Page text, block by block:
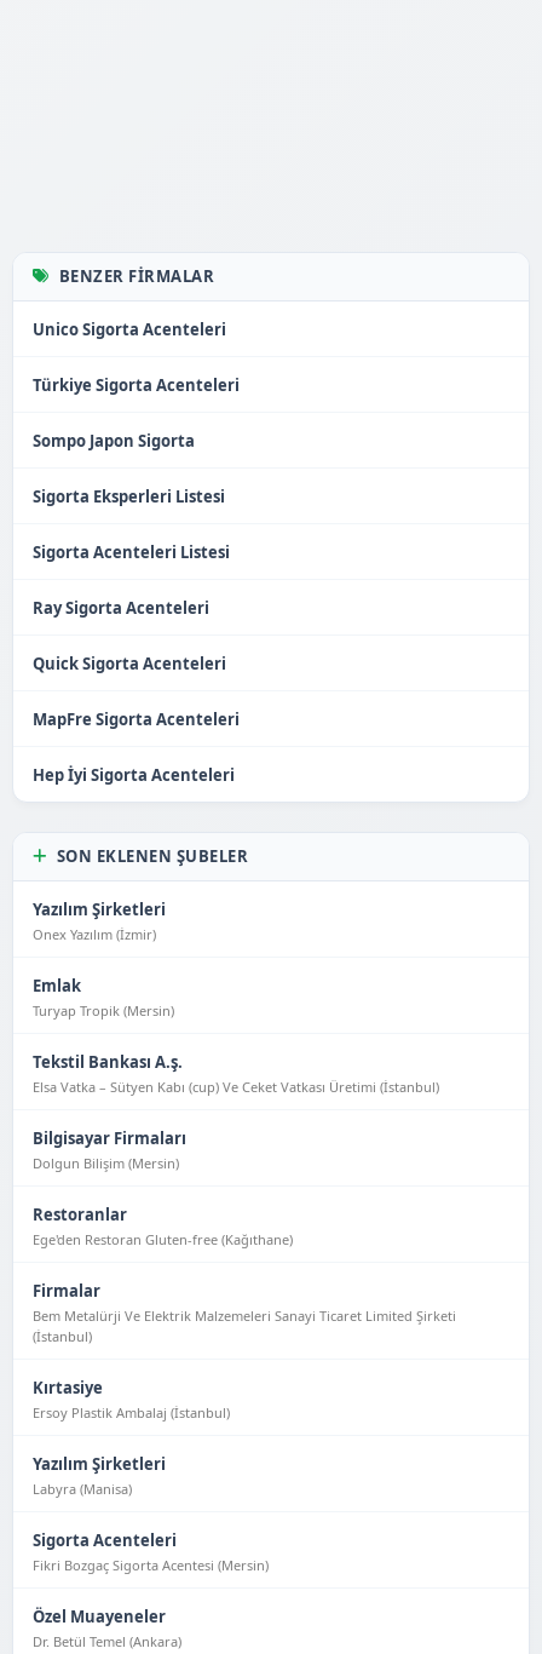
BENZER FIRMALAR
Unico Sigorta Acenteleri
Türkiye Sigorta Acenteleri
Sompo Japon Sigorta
Sigorta Eksperleri Listesi
Sigorta Acenteleri Listesi
Ray Sigorta Acenteleri
Quick Sigorta Acenteleri
MapFre Sigorta Acenteleri
Hep İyi Sigorta Acenteleri
SON EKLENEN ŞUBELER
Yazılım Şirketleri
Onex Yazılım (İzmir)
Emlak
Turyap Tropik (Mersin)
Tekstil Bankası A.ş.
Elsa Vatka – Sütyen Kabı (cup) Ve Ceket Vatkası Üretimi (İstanbul)
Bilgisayar Firmaları
Dolgun Bilişim (Mersin)
Restoranlar
Ege'den Restoran Gluten-free (Kağıthane)
Firmalar
Bem Metalürji Ve Elektrik Malzemeleri Sanayi Ticaret Limited Şirketi
(İstanbul)
Kırtasiye
Ersoy Plastik Ambalaj (İstanbul)
Yazılım Şirketleri
Labyra (Manisa)
Sigorta Acenteleri
Fikri Bozgaç Sigorta Acentesi (Mersin)
Özel Muayeneler
Dr. Betül Temel (Ankara)